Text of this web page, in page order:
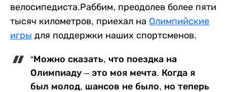
велосипедиста.Раббим, преодолев более пяти
тысяч километров, приехал на Олимпийские
игры для поддержки наших спортсменов.
“Можно сказать, что поездка на
Олимпиаду – это моя мечта. Когда я
был молод, шансов не было, но теперь